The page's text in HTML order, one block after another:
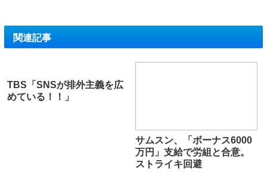
関連記事
TBS「SNSが排外主義を広
めている！！」
サムスン、「ボーナス6000
万円」支給で労組と合意。
ストライキ回避